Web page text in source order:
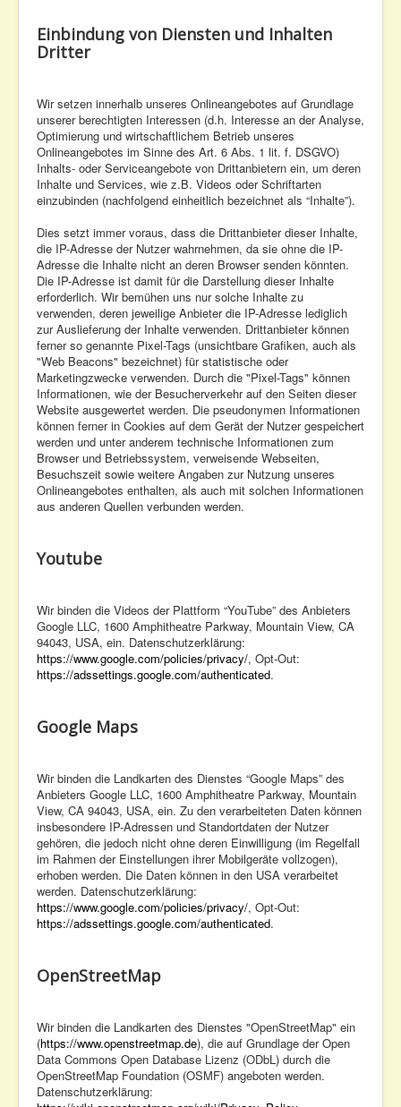
Einbindung von Diensten und Inhalten
Dritter
Wir setzen innerhalb unseres Onlineangebotes auf Grundlage
unserer berechtigten Interessen (d.h. Interesse an der Analyse,
Optimierung und wirtschaftlichem Betrieb unseres
Onlineangebotes im Sinne des Art. 6 Abs. 1 lit. f. DSGVO)
Inhalts- oder Serviceangebote von Drittanbietern ein, um deren
Inhalte und Services, wie z.B. Videos oder Schriftarten
einzubinden (nachfolgend einheitlich bezeichnet als “Inhalte”).
Dies setzt immer voraus, dass die Drittanbieter dieser Inhalte,
die IP-Adresse der Nutzer wahrnehmen, da sie ohne die IP-
Adresse die Inhalte nicht an deren Browser senden könnten.
Die IP-Adresse ist damit für die Darstellung dieser Inhalte
erforderlich. Wir bemühen uns nur solche Inhalte zu
verwenden, deren jeweilige Anbieter die IP-Adresse lediglich
zur Auslieferung der Inhalte verwenden. Drittanbieter können
ferner so genannte Pixel-Tags (unsichtbare Grafiken, auch als
"Web Beacons" bezeichnet) für statistische oder
Marketingzwecke verwenden. Durch die "Pixel-Tags" können
Informationen, wie der Besucherverkehr auf den Seiten dieser
Website ausgewertet werden. Die pseudonymen Informationen
können ferner in Cookies auf dem Gerät der Nutzer gespeichert
werden und unter anderem technische Informationen zum
Browser und Betriebssystem, verweisende Webseiten,
Besuchszeit sowie weitere Angaben zur Nutzung unseres
Onlineangebotes enthalten, als auch mit solchen Informationen
aus anderen Quellen verbunden werden.
Youtube
Wir binden die Videos der Plattform “YouTube” des Anbieters
Google LLC, 1600 Amphitheatre Parkway, Mountain View, CA
94043, USA, ein. Datenschutzerklärung:
https://www.google.com/policies/privacy/, Opt-Out:
https://adssettings.google.com/authenticated.
Google Maps
Wir binden die Landkarten des Dienstes “Google Maps” des
Anbieters Google LLC, 1600 Amphitheatre Parkway, Mountain
View, CA 94043, USA, ein. Zu den verarbeiteten Daten können
insbesondere IP-Adressen und Standortdaten der Nutzer
gehören, die jedoch nicht ohne deren Einwilligung (im Regelfall
im Rahmen der Einstellungen ihrer Mobilgeräte vollzogen),
erhoben werden. Die Daten können in den USA verarbeitet
werden. Datenschutzerklärung:
https://www.google.com/policies/privacy/, Opt-Out:
https://adssettings.google.com/authenticated.
OpenStreetMap
Wir binden die Landkarten des Dienstes "OpenStreetMap" ein
(https://www.openstreetmap.de), die auf Grundlage der Open
Data Commons Open Database Lizenz (ODbL) durch die
OpenStreetMap Foundation (OSMF) angeboten werden.
Datenschutzerklärung: